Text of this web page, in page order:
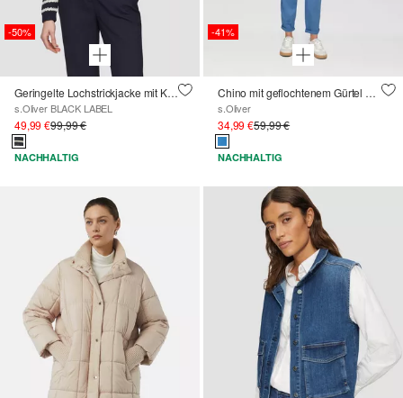
-50%
Geringelte Lochstrickjacke mit Knöpfen
s.Oliver BLACK LABEL
49,99 €99,99 €
NACHHALTIG
-41%
Chino mit geflochtenem Gürtel und Garment Dye
s.Oliver
34,99 €59,99 €
NACHHALTIG